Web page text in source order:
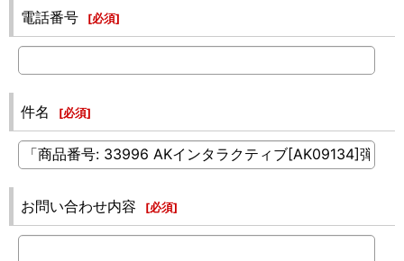
電話番号 [必須]
件名 [必須]
お問い合わせ内容 [必須]